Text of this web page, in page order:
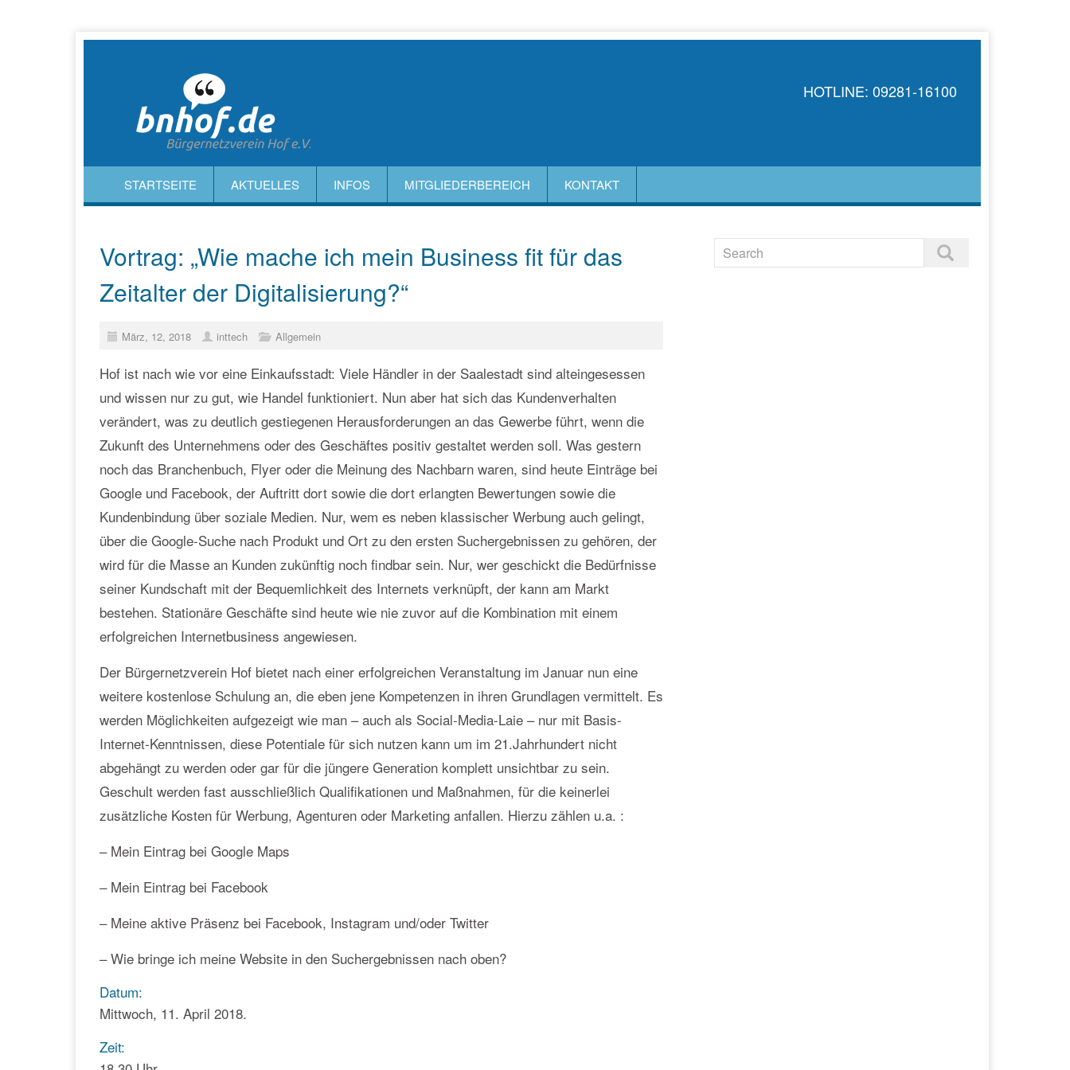
HOTLINE: 09281-16100
STARTSEITE AKTUELLES INFOS MITGLIEDERBEREICH KONTAKT
Vortrag: „Wie mache ich mein Business fit für das
Zeitalter der Digitalisierung?“
März, 12, 2018 inttech Allgemein
Hof ist nach wie vor eine Einkaufsstadt: Viele Händler in der Saalestadt sind alteingesessen
und wissen nur zu gut, wie Handel funktioniert. Nun aber hat sich das Kundenverhalten
verändert, was zu deutlich gestiegenen Herausforderungen an das Gewerbe führt, wenn die
Zukunft des Unternehmens oder des Geschäftes positiv gestaltet werden soll. Was gestern
noch das Branchenbuch, Flyer oder die Meinung des Nachbarn waren, sind heute Einträge bei
Google und Facebook, der Auftritt dort sowie die dort erlangten Bewertungen sowie die
Kundenbindung über soziale Medien. Nur, wem es neben klassischer Werbung auch gelingt,
über die Google-Suche nach Produkt und Ort zu den ersten Suchergebnissen zu gehören, der
wird für die Masse an Kunden zukünftig noch findbar sein. Nur, wer geschickt die Bedürfnisse
seiner Kundschaft mit der Bequemlichkeit des Internets verknüpft, der kann am Markt
bestehen. Stationäre Geschäfte sind heute wie nie zuvor auf die Kombination mit einem
erfolgreichen Internetbusiness angewiesen.
Der Bürgernetzverein Hof bietet nach einer erfolgreichen Veranstaltung im Januar nun eine
weitere kostenlose Schulung an, die eben jene Kompetenzen in ihren Grundlagen vermittelt. Es
werden Möglichkeiten aufgezeigt wie man – auch als Social-Media-Laie – nur mit Basis-
Internet-Kenntnissen, diese Potentiale für sich nutzen kann um im 21.Jahrhundert nicht
abgehängt zu werden oder gar für die jüngere Generation komplett unsichtbar zu sein.
Geschult werden fast ausschließlich Qualifikationen und Maßnahmen, für die keinerlei
zusätzliche Kosten für Werbung, Agenturen oder Marketing anfallen. Hierzu zählen u.a. :
– Mein Eintrag bei Google Maps
– Mein Eintrag bei Facebook
– Meine aktive Präsenz bei Facebook, Instagram und/oder Twitter
– Wie bringe ich meine Website in den Suchergebnissen nach oben?
Datum:
Mittwoch, 11. April 2018.
Zeit: